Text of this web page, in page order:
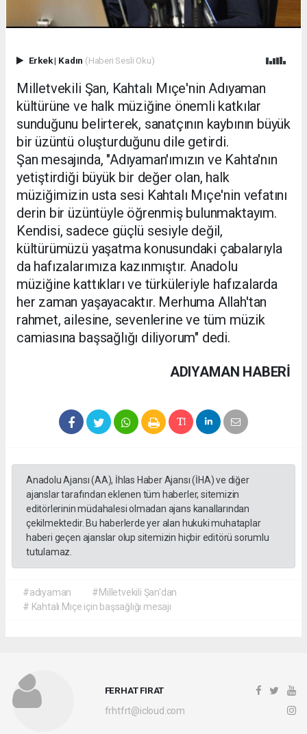
Erkek| Kadın (Haberi Sesli Oku)
Milletvekili Şan, Kahtalı Mıçe'nin Adıyaman
kültürüne ve halk müziğine önemli katkılar
sunduğunu belirterek, sanatçının kaybının büyük
bir üzüntü oluşturduğunu dile getirdi.
Şan mesajında, "Adıyaman'ımızın ve Kahta'nın
yetiştirdiği büyük bir değer olan, halk
müziğimizin usta sesi Kahtalı Mıçe'nin vefatını
derin bir üzüntüyle öğrenmiş bulunmaktayım.
Kendisi, sadece güçlü sesiyle değil,
kültürümüzü yaşatma konusundaki çabalarıyla
da hafızalarımıza kazınmıştır. Anadolu
müziğine kattıkları ve türküleriyle hafızalarda
her zaman yaşayacaktır. Merhuma Allah'tan
rahmet, ailesine, sevenlerine ve tüm müzik
camiasına başsağlığı diliyorum" dedi.
ADIYAMAN HABERİ
Anadolu Ajansı (AA), İhlas Haber Ajansı (İHA) ve diğer
ajanslar tarafından eklenen tüm haberler, sitemizin
editörlerinin müdahalesi olmadan ajans kanallarından
çekilmektedir. Bu haberlerde yer alan hukuki muhataplar
haberi geçen ajanslar olup sitemizin hiçbir editörü sorumlu
tutulamaz.
#adıyaman
#Milletvekili Şan'dan
# Kahtalı Mıçe için başsağlığı mesajı
FERHAT FIRAT
frhtfrt@icloud.com